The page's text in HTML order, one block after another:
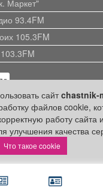
сайтchastnik-
файлов cookie,
работу сайта
улучшения качества
Что такое cookie
Маркет"
93.4FM
105.3FM
«Реклама», «На
оплачены
несет ответственности за
в рекламных